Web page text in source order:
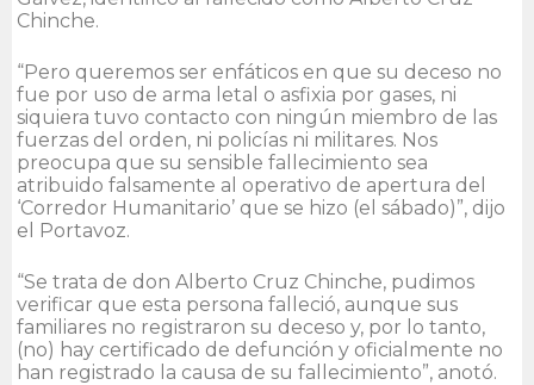
Chinche.
“Pero queremos ser enfáticos en que su deceso no
fue por uso de arma letal o asfixia por gases, ni
siquiera tuvo contacto con ningún miembro de las
fuerzas del orden, ni policías ni militares. Nos
preocupa que su sensible fallecimiento sea
atribuido falsamente al operativo de apertura del
‘Corredor Humanitario’ que se hizo (el sábado)”, dijo
el Portavoz.
“Se trata de don Alberto Cruz Chinche, pudimos
verificar que esta persona falleció, aunque sus
familiares no registraron su deceso y, por lo tanto,
(no) hay certificado de defunción y oficialmente no
han registrado la causa de su fallecimiento”, anotó.